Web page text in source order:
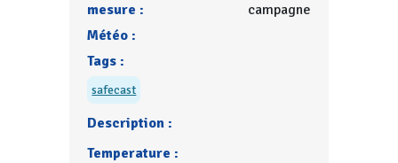
mesure :
campagne
Météo :
Tags :
safecast
Description :
Temperature :